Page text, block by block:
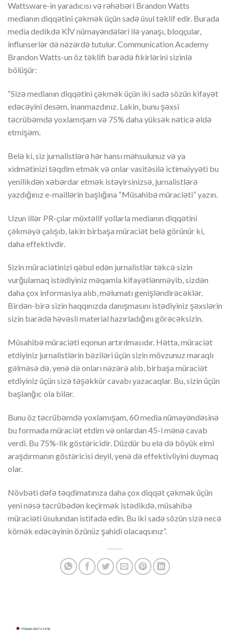
Wattsware-in yaradıcısı və rəhəbəri Brandon Watts
medianın diqqətini çəkmək üçün sadə üsul təklif edir. Burada
media dedikdə KİV nümayəndələri ilə yanaşı, bloqçular,
influnserlər də nəzərdə tutulur. Communication Academy
Brandon Watts-un öz təklifi barədə fikirlərini sizinlə
bölüşür:
“Sizə medianın diqqətini çəkmək üçün iki sadə sözün kifayət
edəcəyini desəm, inanmazdınız. Lakin, bunu şəxsi
təcrübəmdə yoxlamışam və 75% daha yüksək nəticə əldə
etmişəm.
Belə ki, siz jurnalistlərə hər hansı məhsulunuz və ya
xidmətinizi təqdim etmək və onlar vasitəsilə ictimaiyyəti bu
yenilikdən xəbərdar etmək istəyirsinizsə, jurnalistlərə
yazdığınız e-maillərin başlığına “Müsahibə müraciəti” yazın.
Uzun illər PR-çılar müxtəlif yollarla medianın diqqətini
çəkməyə çalışıb, lakin birbaşa müraciət belə görünür ki,
daha effektivdir.
Sizin müraciətinizi qəbul edən jurnalistlər təkcə sizin
vurğulamaq istədiyiniz məqamla kifayətlənməyib, sizdən
daha çox informasiya alıb, məlumatı genişləndirəcəklər.
Birdən-birə sizin haqqınızda danışmasını istədiyiniz şəxslərin
sizin barədə həvəsli material hazırladığını görəcəksizin.
Müsahibə müraciəti eqonun artırılmasıdır. Hətta, müraciət
etdiyiniz jurnalistlərin bəziləri üçün sizin mövzunuz maraqlı
gəlməsə də, yenə də onları nəzərə alıb, birbaşa müraciət
etdiyiniz üçün sizə təşəkkür cavabı yazacaqlar. Bu, sizin üçün
başlanğıc ola bilər.
Bunu öz təcrübəmdə yoxlamışam, 60 media nümayəndəsinə
bu formada müraciət etdim və onlardan 45-i mənə cavab
verdi. Bu 75%-lik göstəricidir. Düzdür bu elə də böyük elmi
araşdırmanın göstəricisi deyil, yenə də effektivliyini duymaq
olar.
Növbəti dəfə təqdimatınıza daha çox diqqət çəkmək üçün
yeni nəsə təcrübədən keçirmək istədikdə, müsahibə
müraciəti üsulundan istifadə edin. Bu iki sadə sözün sizə necə
kömək edəcəyinin özünüz şahidi olacaqsınız”.